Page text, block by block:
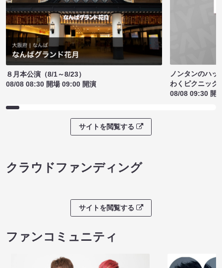
８月本公演（8/1～8/23）
08/08 08:30 開場 09:00 開演
ノンタンのハッ
わくピクニック
08/08 09:30 開
サイトを閲覧する
クラウドファンディング
サイトを閲覧する
ファンコミュニティ